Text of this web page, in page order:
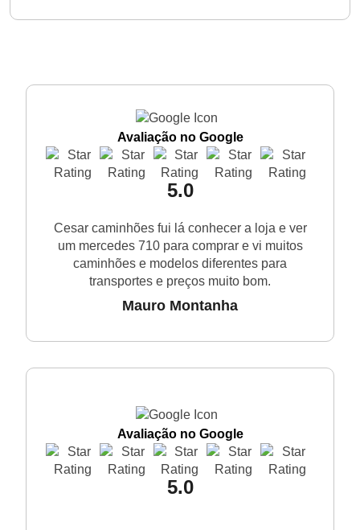
Avaliação no Google
5.0
Cesar caminhões fui lá conhecer a loja e ver
um mercedes 710 para comprar e vi muitos
caminhões e modelos diferentes para
transportes e preços muito bom.
Mauro Montanha
Avaliação no Google
5.0